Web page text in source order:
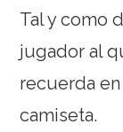
Tal y como
jugador al
recuerda
camiseta.